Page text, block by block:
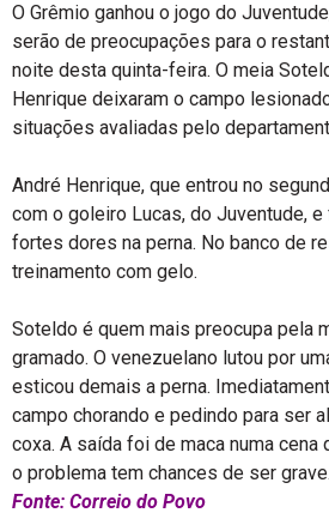
O Grêmio ganhou o jogo do
serão de preocupações para o
noite desta quinta-feira. O meia
Henrique deixaram o campo
situações avaliadas pelo
André Henrique, que entrou no
com o goleiro Lucas, do Juventude,
fortes dores na perna. No banco de
treinamento com gelo.
Soteldo é quem mais preocupa pela
gramado. O venezuelano lutou por
esticou demais a perna.
campo chorando e pedindo para ser
coxa. A saída foi de maca numa
o problema tem chances de ser grave.
Fonte: Correio do Povo